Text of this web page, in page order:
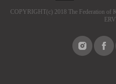
COPYRIGHT(c) 2018 The Federation of